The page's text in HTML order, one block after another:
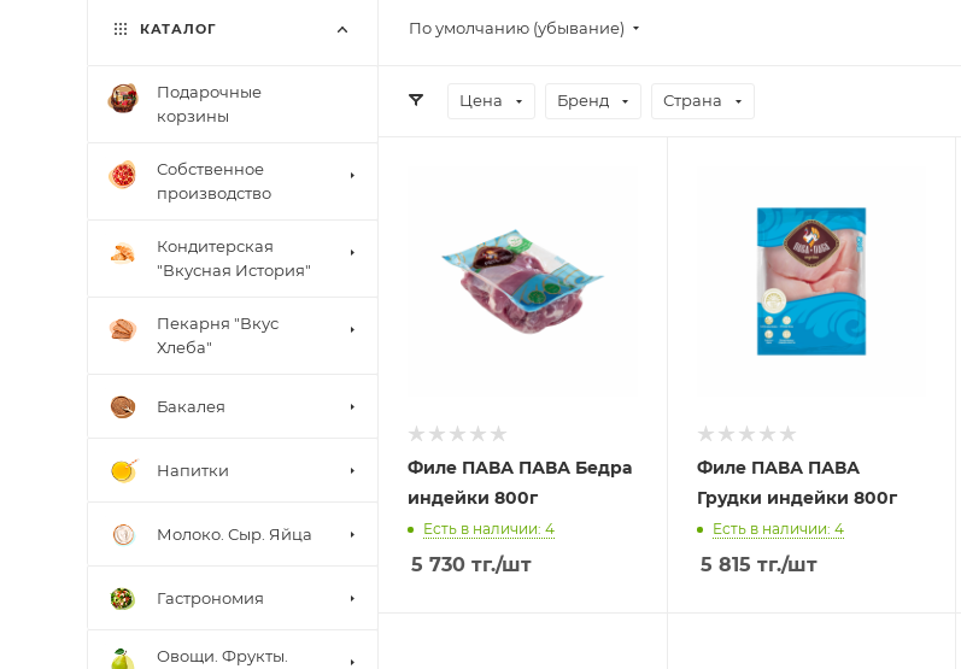
По умолчанию (убывание)
Цена Бренд Страна
Филе ПАВА ПАВА Бедра
индейки 800г
Есть в наличии: 4
5 730 тг./шт
Филе ПАВА ПАВА
Грудки индейки 800г
Есть в наличии: 4
5 815 тг./шт
КАТАЛОГ
Подарочные
корзины
Собственное
производство
Кондитерская
"Вкусная История"
Пекарня "Вкус
Хлеба"
Бакалея
Напитки
Молоко. Сыр. Яйца
Гастрономия
Овощи. Фрукты.